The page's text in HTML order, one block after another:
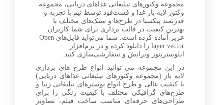
0
مجموعه وکتور‌های تبلیغاتی غذاهای دریایی، مجموعه
وکتور لایه باز غذا و فست‌فود توسط تیم با تجربه و
قدرتمند پیکسیا در طرح‌ها و سبک‌های مختلف با
بهترین کیفیت در قالب برداری برای شما کاربران
عزیز آماده کرده است. شما می‌تواید فایل‌های Open
layer vector را دانلود کرده و در نرم‌افزار
ایلوستریتور ویرایش و سفارشی‌سازی کنید.
در این مجموعه می توانید انواع طرح های برداری
لایه باز (مجموعه وکتور‌های تبلیغاتی غذاهای دریایی)
با کیفیت عالی و طرح انواع پوسترهای تبلیغاتی زیبا و
طرح‌های گرافیکی مختلف با کیفیت رنگی را برای
طراحی‌های حرفه‌ای مناسب ساخت فیلم، تصاویر